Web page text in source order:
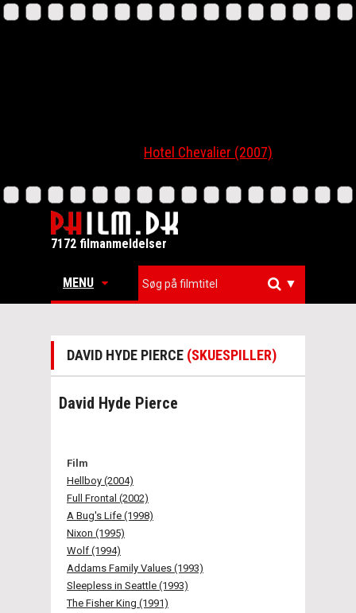
Hotel Chevalier (2007)
7172 filmanmeldelser
MENU ▼
DAVID HYDE PIERCE (SKUESPILLER)
David Hyde Pierce
Film
Hellboy (2004)
Full Frontal (2002)
A Bug's Life (1998)
Nixon (1995)
Wolf (1994)
Addams Family Values (1993)
Sleepless in Seattle (1993)
The Fisher King (1991)